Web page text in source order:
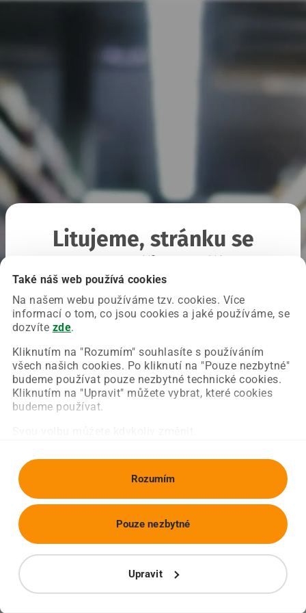
Také náš web používá cookies
Na našem webu používáme tzv. cookies. Více
informací o tom, co jsou cookies a jaké používáme, se
dozvíte zde.
Kliknutím na "Rozumím" souhlasíte s používáním
všech našich cookies. Po kliknutí na "Pouze nezbytné"
budeme používat pouze nezbytné technické cookies.
Kliknutím na "Upravit" můžete vybrat, které cookies
budeme používat.
Rozumím
Upravit
Pouze nezbytné
Litujeme, stránku se
Chyba nastala na naší straně a už ji opravujeme.
Zkuste prosím znovu načíst požadovanou stránku.
Obnovit stránku Úvodní strana